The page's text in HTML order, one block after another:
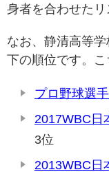
身者を合わせたリ
なお、静清高等
下の順位です。こ
プロ野球選
2017WBC日
3位
2013WBC日